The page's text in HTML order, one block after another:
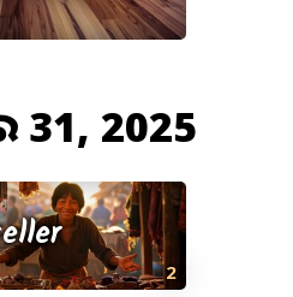
31, 2025
2